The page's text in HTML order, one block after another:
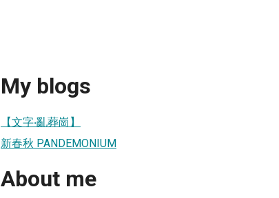
My blogs
【文字‧亂葬崗】
新春秋 PANDEMONIUM
About me